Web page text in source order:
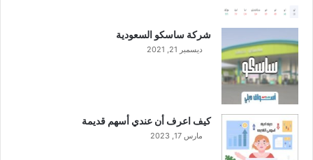
شركة ساسكو السعودية
ديسمبر 21, 2021
كيف اعرف أن عندي أسهم قديمة
مارس 17, 2023